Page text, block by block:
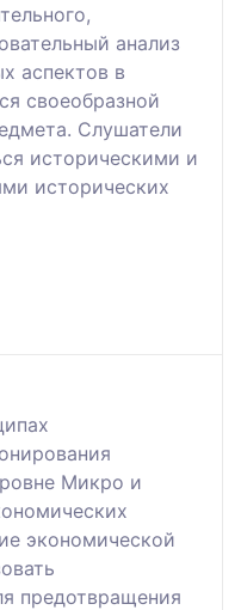
анализ
аспектов в
своеобразной
Слушатели
историческими и
исторических
Микро и
экономической
предотвращения